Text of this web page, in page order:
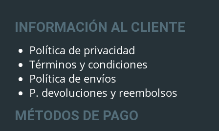
INFORMACIÓN AL CLIENTE
Política de privacidad
Términos y condiciones
Política de envíos
P. devoluciones y reembolsos
MÉTODOS DE PAGO